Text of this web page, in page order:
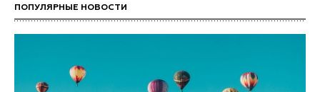
ПОПУЛЯРНЫЕ НОВОСТИ